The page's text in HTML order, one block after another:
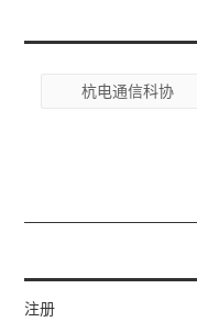
杭电通信科协
注册